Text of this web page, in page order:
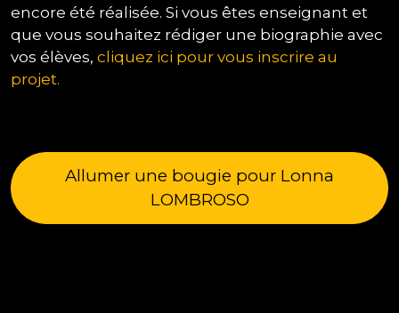
encore été réalisée. Si vous êtes enseignant et
que vous souhaitez rédiger une biographie avec
vos élèves, cliquez ici pour vous inscrire au
projet.
Allumer une bougie pour Lonna
LOMBROSO